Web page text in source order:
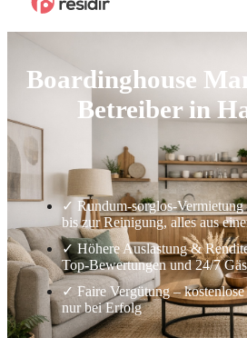
Boardinghouse
Betreiber in
✓ Rundum-sorglos-
bis zur Reinigung, alles aus
✓ Höhere Auslastung &
Top-Bewertungen und 24/7
✓ Faire Vergütung –
nur bei Erfolg